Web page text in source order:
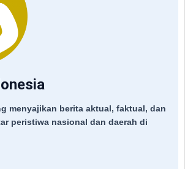
menyajikan berita aktual, faktual, dan
peristiwa nasional dan daerah di